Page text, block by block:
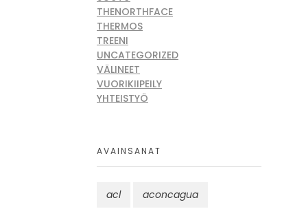
THENORTHFACE
THERMOS
TREENI
UNCATEGORIZED
VÄLINEET
VUORIKIIPEILY
YHTEISTYÖ
AVAINSANAT
acl aconcagua